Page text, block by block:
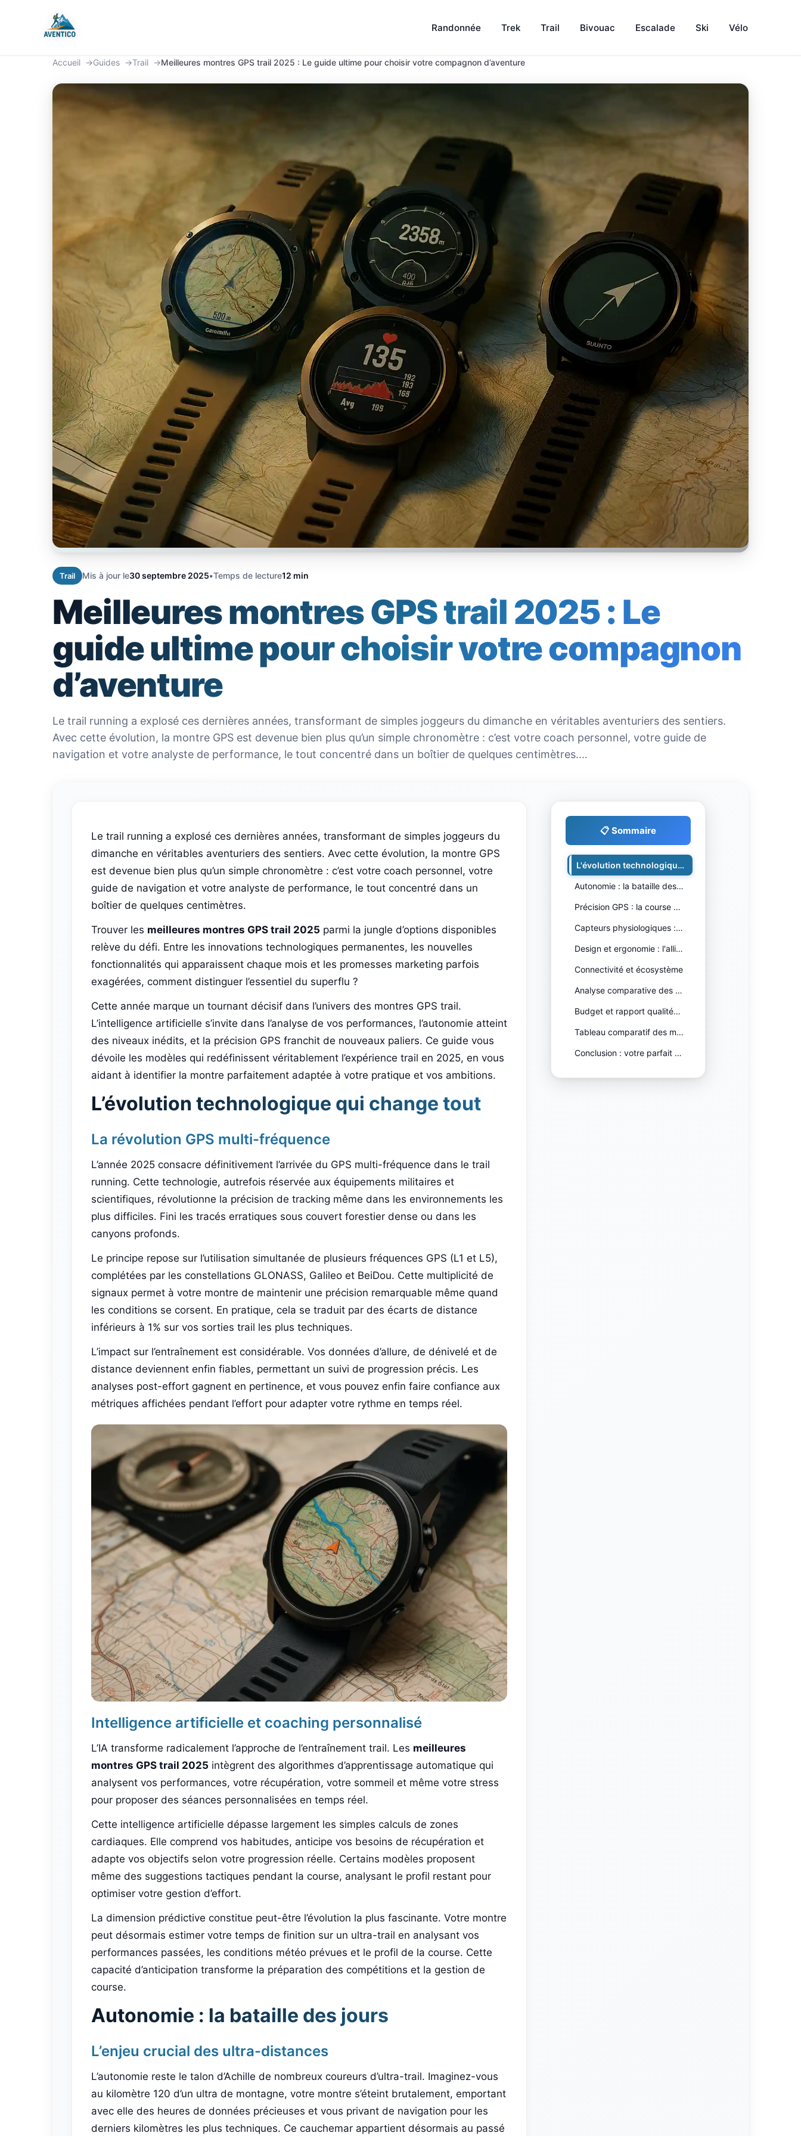
Aventico Randonnée Trek Trail Bivouac Escalade Ski Vélo
Accueil Guides Trail Meilleures montres GPS trail 2025 : Le guide ultime pour choisir votre compagnon d’aventure
Trail Mis à jour le30 septembre 2025•Temps de lecture12 min
Meilleures montres GPS trail 2025 : Le
guide ultime pour choisir votre compagnon
d’aventure
Le trail running a explosé ces dernières années, transformant de simples joggeurs du dimanche en véritables aventuriers des sentiers.
Avec cette évolution, la montre GPS est devenue bien plus qu’un simple chronomètre : c’est votre coach personnel, votre guide de
navigation et votre analyste de performance, le tout concentré dans un boîtier de quelques centimètres.…
Le trail running a explosé ces dernières années, transformant de simples joggeurs du
dimanche en véritables aventuriers des sentiers. Avec cette évolution, la montre GPS
est devenue bien plus qu’un simple chronomètre : c’est votre coach personnel, votre
guide de navigation et votre analyste de performance, le tout concentré dans un
boîtier de quelques centimètres.
Trouver les meilleures montres GPS trail 2025 parmi la jungle d’options disponibles
relève du défi. Entre les innovations technologiques permanentes, les nouvelles
fonctionnalités qui apparaissent chaque mois et les promesses marketing parfois
exagérées, comment distinguer l’essentiel du superflu ?
Cette année marque un tournant décisif dans l’univers des montres GPS trail.
L’intelligence artificielle s’invite dans l’analyse de vos performances, l’autonomie atteint
des niveaux inédits, et la précision GPS franchit de nouveaux paliers. Ce guide vous
dévoile les modèles qui redéfinissent véritablement l’expérience trail en 2025, en vous
aidant à identifier la montre parfaitement adaptée à votre pratique et vos ambitions.
L’évolution technologique qui change tout
La révolution GPS multi-fréquence
L’année 2025 consacre définitivement l’arrivée du GPS multi-fréquence dans le trail
running. Cette technologie, autrefois réservée aux équipements militaires et
scientifiques, révolutionne la précision de tracking même dans les environnements les
plus difficiles. Fini les tracés erratiques sous couvert forestier dense ou dans les
canyons profonds.
Le principe repose sur l’utilisation simultanée de plusieurs fréquences GPS (L1 et L5),
complétées par les constellations GLONASS, Galileo et BeiDou. Cette multiplicité de
signaux permet à votre montre de maintenir une précision remarquable même quand
les conditions se corsent. En pratique, cela se traduit par des écarts de distance
inférieurs à 1% sur vos sorties trail les plus techniques.
L’impact sur l’entraînement est considérable. Vos données d’allure, de dénivelé et de
distance deviennent enfin fiables, permettant un suivi de progression précis. Les
analyses post-effort gagnent en pertinence, et vous pouvez enfin faire confiance aux
métriques affichées pendant l’effort pour adapter votre rythme en temps réel.
Intelligence artificielle et coaching personnalisé
L’IA transforme radicalement l’approche de l’entraînement trail. Les meilleures
montres GPS trail 2025 intègrent des algorithmes d’apprentissage automatique qui
analysent vos performances, votre récupération, votre sommeil et même votre stress
pour proposer des séances personnalisées en temps réel.
Cette intelligence artificielle dépasse largement les simples calculs de zones
cardiaques. Elle comprend vos habitudes, anticipe vos besoins de récupération et
adapte vos objectifs selon votre progression réelle. Certains modèles proposent
même des suggestions tactiques pendant la course, analysant le profil restant pour
optimiser votre gestion d’effort.
La dimension prédictive constitue peut-être l’évolution la plus fascinante. Votre montre
peut désormais estimer votre temps de finition sur un ultra-trail en analysant vos
performances passées, les conditions météo prévues et le profil de la course. Cette
capacité d’anticipation transforme la préparation des compétitions et la gestion de
course.
Autonomie : la bataille des jours
L’enjeu crucial des ultra-distances
L’autonomie reste le talon d’Achille de nombreux coureurs d’ultra-trail. Imaginez-vous
au kilomètre 120 d’un ultra de montagne, votre montre s’éteint brutalement, emportant
avec elle des heures de données précieuses et vous privant de navigation pour les
derniers kilomètres les plus techniques. Ce cauchemar appartient désormais au passé
📋 Sommaire
L'évolution technologique qui chan…
Autonomie : la bataille des jours
Précision GPS : la course à l'exce…
Capteurs physiologiques : votre la…
Design et ergonomie : l'alliance p…
Connectivité et écosystème
Analyse comparative des leaders 20…
Budget et rapport qualité-prix
Tableau comparatif des modèles pha…
Conclusion : votre parfait compagn…